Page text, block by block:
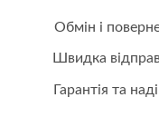
Обмін і
Швидка
Гарантія та